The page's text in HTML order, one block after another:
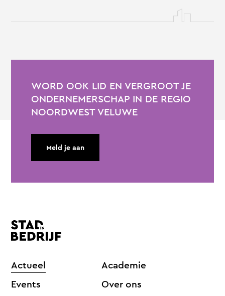
WORD OOK LID EN VERGROOT JE
ONDERNEMERSCHAP IN DE REGIO
NOORDWEST VELUWE
Meld je aan
Actueel
Events
Academie
Over ons